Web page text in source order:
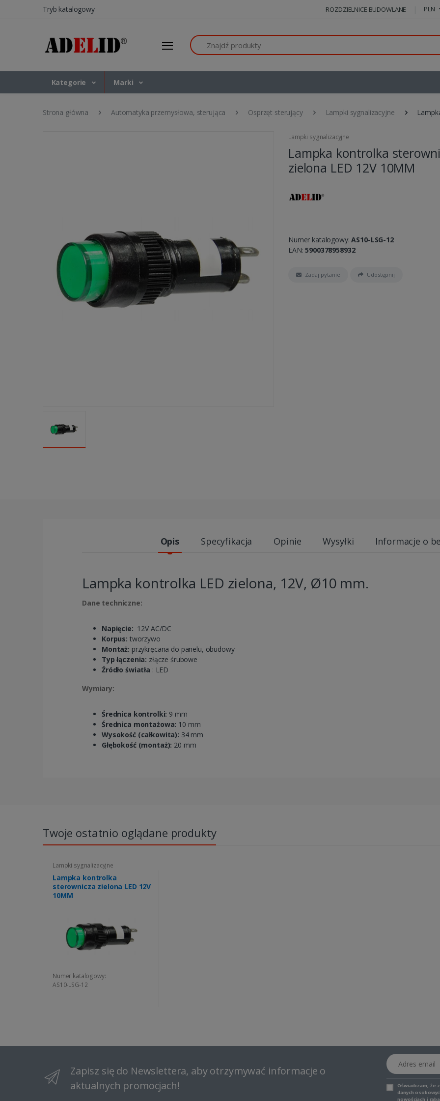
Tryb katalogowy ROZDZIELNICE BUDOWLANE PLN
Szukaj
Kategorie Marki
Strona główna Automatyka przemysłowa, sterująca Osprzęt sterujący Lampki sygnalizacyjne
Lampki sygnalizacyjne
Lampka kontrolka
zielona LED 12V 10MM
Numer katalogowy:AS10-LSG-12
EAN:5900378958932
Zadaj pytanie Udostępnij
Opis Specyfikacja Opinie Wysyłki Informacje o
Lampka kontrolka LED zielona, 12V, Ø10 mm.
Dane techniczne:
Napięcie: 12V AC/DC
Korpus: tworzywo
Montaż: przykręcana do panelu, obudowy
Typ łączenia: złącze śrubowe
Źródło światła : LED
Wymiary:
Średnica kontrolki: 9 mm
Średnica montażowa: 10 mm
Wysokość (całkowita): 34 mm
Głębokość (montaż): 20 mm
Twoje ostatnio oglądane produkty
Lampki sygnalizacyjne
Lampka kontrolka
sterownicza zielona LED 12V
10MM
Numer katalogowy:
AS10-LSG-12
Zapisz się do Newslettera, aby otrzymywać informacje o
aktualnych promocjach!
Adres email
Oświadczam, że
danych
nowościach i